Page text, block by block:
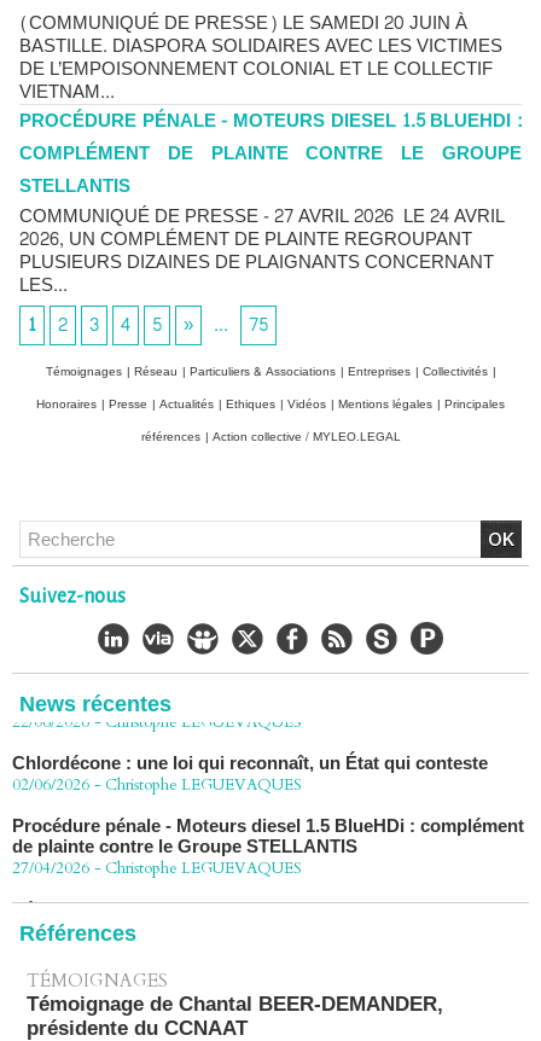
(COMMUNIQUÉ DE PRESSE) LE SAMEDI 20 JUIN À
BASTILLE. DIASPORA SOLIDAIRES AVEC LES VICTIMES
DE L’EMPOISONNEMENT COLONIAL ET LE COLLECTIF
VIETNAM...
PROCÉDURE PÉNALE - MOTEURS DIESEL 1.5 BLUEHDI :
COMPLÉMENT DE PLAINTE CONTRE LE GROUPE
STELLANTIS
COMMUNIQUÉ DE PRESSE - 27 AVRIL 2026 LE 24 AVRIL
2026, UN COMPLÉMENT DE PLAINTE REGROUPANT
PLUSIEURS DIZAINES DE PLAIGNANTS CONCERNANT
LES...
1
2 3 4 5 » ... 75
Témoignages | Réseau | Particuliers & Associations | Entreprises | Collectivités |
Honoraires | Presse | Actualités | Ethiques | Vidéos | Mentions légales | Principales
références | Action collective / MYLEO.LEGAL
Suivez-nous
News récentes
Chlordécone : un non-lieu confirmé, la bataille se déplace
vers la Cour de cassation
30/06/2026 -Christophe LEGUEVAQUES
CHLORDÉCONE Déclaration de Me Christophe
LÈGUEVAQUES (CLE), avocat de parties civiles, après la
décision de confirmation du non-lieu
-
Chlordécone : une loi qui reconnaît, un État qui conteste
02/06/2026 Christophe LEGUEVAQUES
Procédure pénale - Moteurs diesel 1.5 BlueHDi : complément
de plainte contre le Groupe STELLANTIS
27/04/2026 - Christophe LEGUEVAQUES
Péage autoroute : tout savoir (ou presque) sur l'action
collective ouverte le 2 avril
07/04/2026
Références
TÉMOIGNAGES
Témoignage de Chantal BEER-DEMANDER,
présidente du CCNAAT